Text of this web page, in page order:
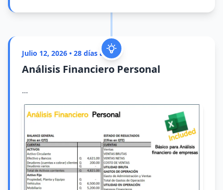
Julio 12, 2026 • 28 días atrás
Análisis Financiero Personal
...